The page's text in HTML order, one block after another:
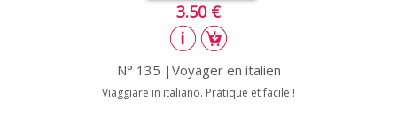
3.50 €
N° 135 |Voyager en italien
Viaggiare in italiano. Pratique et facile !